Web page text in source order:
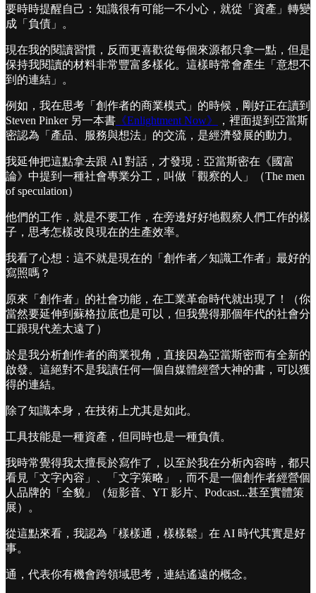
要時時提醒自己：知識很有可能一不小心，就從「資產」轉變
成「負債」。
現在我的閱讀習慣，反而更喜歡從每個來源都只拿一點，但是
保持我閱讀的材料非常豐富多樣化。這樣時常會產生「意想不
到的連結」。
例如，我在思考「創作者的商業模式」的時候，剛好正在讀到
Steven Pinker 另一本書 《Enlightment Now》
，裡面提到亞當斯
密認為「產品、服務與想法」的交流，是經濟發展的動力。
我延伸把這點拿去跟 AI 對話，才發現：亞當斯密在《國富
論》中提到一種社會專業分工，叫做「觀察的人」（The men
of speculation）
他們的工作，就是不要工作，在旁邊好好地觀察人們工作的樣
子，思考怎樣改良現在的生產效率。
我看了心想：這不就是現在的「創作者／知識工作者」最好的
寫照嗎？
原來「創作者」的社會功能，在工業革命時代就出現了！（你
當然要延伸到蘇格拉底也是可以，但我覺得那個年代的社會分
工跟現代差太遠了）
於是我分析創作者的商業視角，直接因為亞當斯密而有全新的
啟發。這絕對不是我讀任何一個自媒體經營大神的書，可以獲
得的連結。
除了知識本身，在技術上尤其是如此。
工具技能是一種資產，但同時也是一種負債。
我時常覺得我太擅長於寫作了，以至於我在分析內容時，都只
看見「文字內容」、「文字策略」，而不是一個創作者經營個
人品牌的「全貌」（短影音、YT 影片、Podcast...甚至實體策
展）。
從這點來看，我認為「樣樣通，樣樣鬆」在 AI 時代其實是好
事。
通，代表你有機會跨領域思考，連結遙遠的概念。